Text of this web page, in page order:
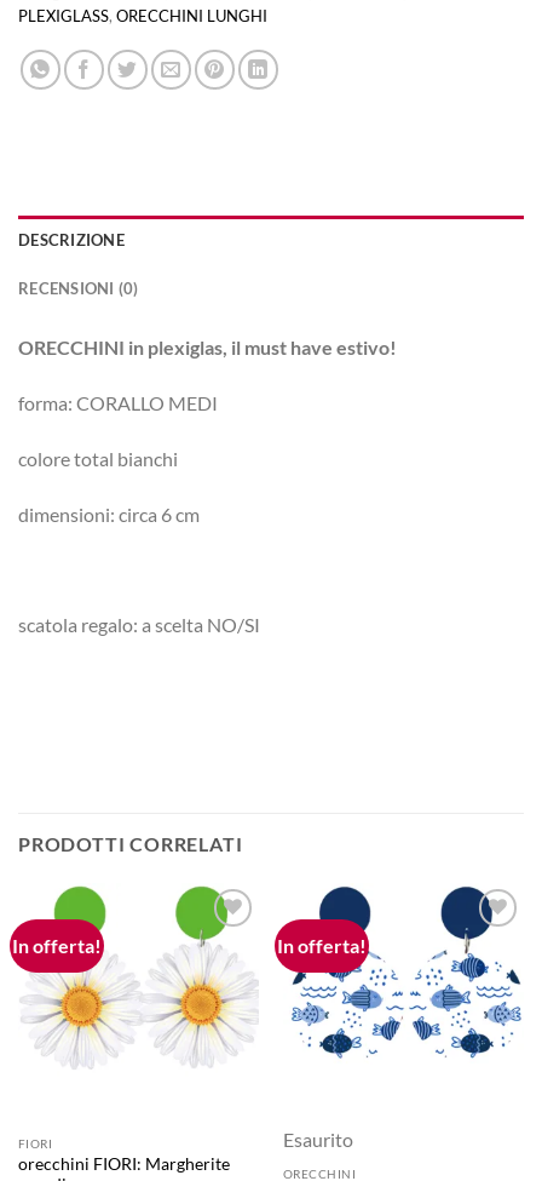
PLEXIGLASS, ORECCHINI LUNGHI
DESCRIZIONE
RECENSIONI (0)
ORECCHINI in plexiglas, il must have estivo!
forma: CORALLO MEDI
colore total bianchi
dimensioni: circa 6 cm
scatola regalo: a scelta NO/SI
PRODOTTI CORRELATI
In offerta!
Aggiungi
alla lista
dei
desideri
FIORI
orecchini FIORI: Margherite
In offerta!
Aggiungi
alla lista
dei
desideri
Esaurito
ORECCHINI